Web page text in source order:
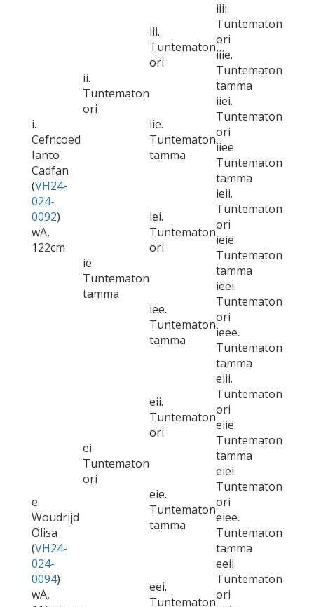
i.
Cefncoed
Ianto
Cadfan
(VH24-
024-
0092)
wA,
122cm
ii.
Tuntematon
ori
iii.
Tuntematon
ori
iiii.
Tuntematon
ori
iiie.
Tuntematon
tamma
iie.
Tuntematon
tamma
iiei.
Tuntematon
ori
iiee.
Tuntematon
tamma
ie.
Tuntematon
tamma
iei.
Tuntematon
ori
ieii.
Tuntematon
ori
ieie.
Tuntematon
tamma
iee.
Tuntematon
tamma
ieei.
Tuntematon
ori
ieee.
Tuntematon
tamma
e.
Woudrijd
Olisa
(VH24-
024-
0094)
wA,
ei.
Tuntematon
ori
eii.
Tuntematon
ori
eiii.
Tuntematon
ori
eiie.
Tuntematon
tamma
eie.
Tuntematon
tamma
eiei.
Tuntematon
ori
eiee.
Tuntematon
tamma
eei.
Tuntematon
eeii.
Tuntematon
ori